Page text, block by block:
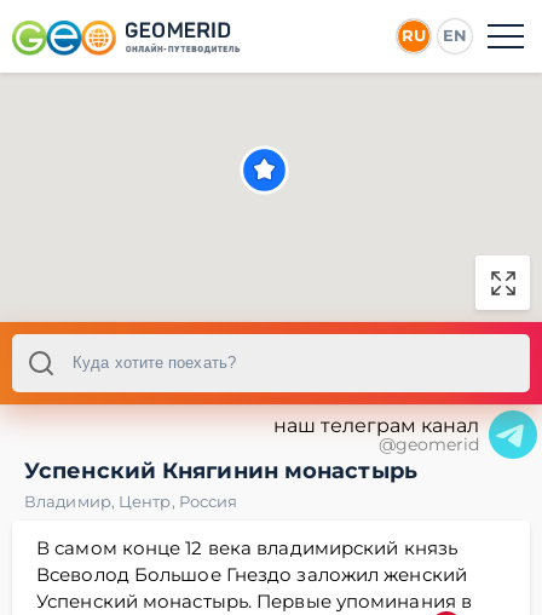
RU EN
наш телеграм канал
@geomerid
Успенский Княгинин монастырь
Владимир, Центр, Россия
В самом конце 12 века владимирский князь
Всеволод Большое Гнездо заложил женский
Успенский монастырь. Первые упоминания в